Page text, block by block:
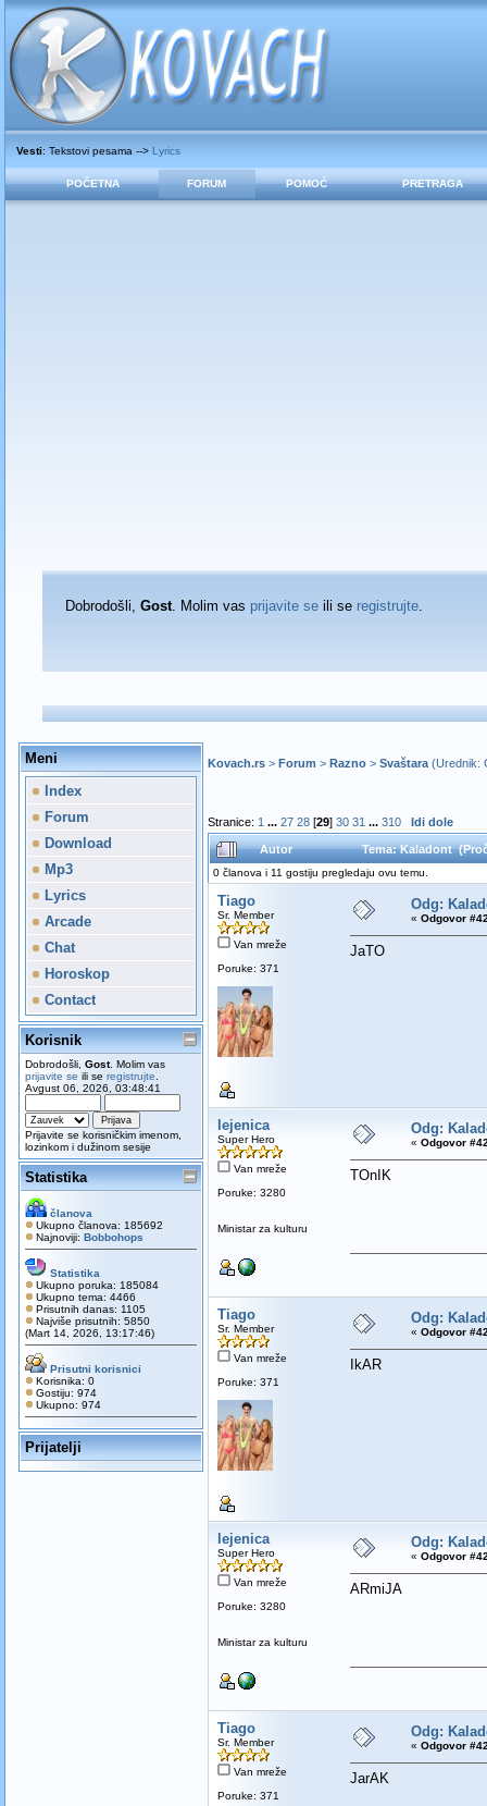
Vesti: Tekstovi pesama --> Lyrics
POČETNA FORUM POMOĆ PRETRAGA
Dobrodošli, Gost. Molim vas prijavite seili se registrujte.
Meni
Index
Forum
Download
Mp3
Lyrics
Arcade
Chat
Horoskop
Contact
Korisnik
Dobrodošli, Gost. Molim vas
prijavite se ili se registrujte
Avgust 06, 2026, 03:48:41
Prijavite se korisničkim imenom,
lozinkom i dužinom sesije
Statistika
članova
Ukupno članova: 185692
Najnoviji: Bobbohops
Statistika
Ukupno poruka: 185084
Ukupno tema: 4466
Prisutnih danas: 1105
Najviše prisutnih: 5850
(Mart 14, 2026, 13:17:46)
Prisutni korisnici
Korisnika: 0
Gostiju: 974
Ukupno: 974
Prijatelji
Kovach.rs> Forum > Razno> Svaštara(Urednik:
Stranice: 1 ... 27 28[29] 30 31 ... 310 Idi dole
Autor Tema: Kaladont
0 članova i 11 gostiju pregledaju ovu temu.
Tiago
Sr. Member
Van mreže
Poruke: 371
Odg:
« Odgovor
JaTO
lejenica
Super Hero
Van mreže
Poruke: 3280
Ministar za kulturu
Odg:
« Odgovor
TOnIK
Tiago
Sr. Member
Van mreže
Poruke: 371
Odg:
« Odgovor
IkAR
lejenica
Super Hero
Van mreže
Poruke: 3280
Ministar za kulturu
Odg:
« Odgovor
ARmiJA
Tiago
Sr. Member
Van mreže
Poruke: 371
Odg:
« Odgovor
JarAK